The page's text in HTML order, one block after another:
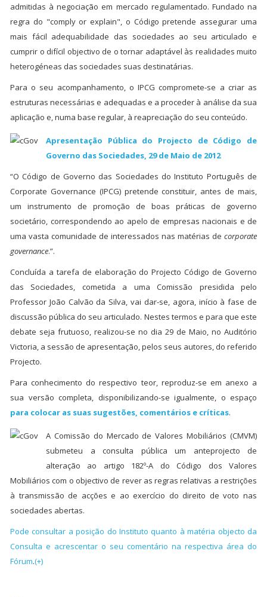
admitidas à negociação em mercado regulamentado. Fundado na
regra do "comply or explain", o Código pretende assegurar uma
mais fácil adequabilidade das sociedades ao seu articulado e
cumprir o difícil objectivo de o tornar adaptável às realidades muito
heterogéneas das sociedades suas destinatárias.
Para o seu acompanhamento, o IPCG compromete-se a criar as
estruturas necessárias e adequadas e a proceder à análise da sua
aplicação e, numa base regular, à reapreciação do seu conteúdo.
Apresentação Pública do Projecto de Código de
Governo das Sociedades, 29 de Maio de 2012
“O Código de Governo das Sociedades do Instituto Português de
Corporate Governance (IPCG) pretende constituir, antes de mais,
um instrumento de promoção de boas práticas de governo
societário, correspondendo ao apelo de empresas nacionais e de
uma vasta comunidade de interessados nas matérias de corporate
governance.”.
Concluída a tarefa de elaboração do Projecto Código de Governo
das Sociedades, cometida a uma Comissão presidida pelo
Professor João Calvão da Silva, vai dar-se, agora, início à fase de
discussão pública do seu articulado. Nestes termos e para que este
debate seja frutuoso, realizou-se no dia 29 de Maio, no Auditório
Victoria, a sessão de apresentação, pelos seus autores, do referido
Projecto.
Para conhecimento do respectivo teor, reproduz-se em anexo a
sua versão completa, disponibilizando-se igualmente, o espaço
para colocar as suas sugestões, comentários e críticas.
A Comissão do Mercado de Valores Mobiliários (CMVM)
submeteu a consulta pública um anteprojecto de
alteração ao artigo 182º-A do Código dos Valores
Mobiliários com o objectivo de rever as regras relativas a restrições
à transmissão de acções e ao exercício do direito de voto nas
sociedades abertas.
Pode consultar a posição do Instituto quanto à matéria objecto da
Consulta e acrescentar o seu comentário na respectiva área do
Fórum.(+)